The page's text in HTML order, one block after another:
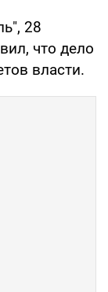
28
что дело
власти.